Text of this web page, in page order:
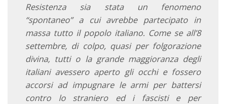
Resistenza sia stata un fenomeno
“spontaneo” a cui avrebbe partecipato in
massa tutto il popolo italiano. Come se all’8
settembre, di colpo, quasi per folgorazione
divina, tutti o la grande maggioranza degli
italiani avessero aperto gli occhi e fossero
accorsi ad impugnare le armi per battersi
contro lo straniero ed i fascisti e per